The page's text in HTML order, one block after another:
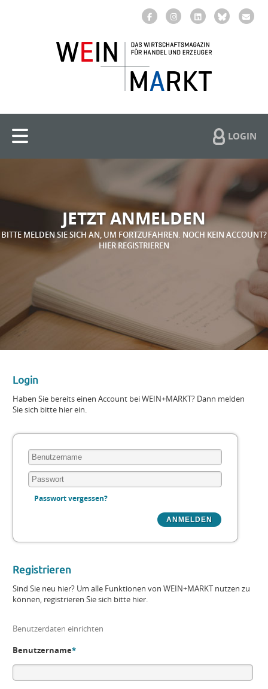
LOGIN
JETZT ANMELDEN
BITTE MELDEN SIE SICH AN, UM FORTZUFAHREN. NOCH KEIN ACCOUNT?
HIER REGISTRIEREN
Login
Haben Sie bereits einen Account bei WEIN+MARKT? Dann melden
Sie sich bitte hier ein.
Passwort vergessen?
Registrieren
Sind Sie neu hier? Um alle Funktionen von WEIN+MARKT nutzen zu
können, registrieren Sie sich bitte hier.
Benutzerdaten einrichten
Benutzername*